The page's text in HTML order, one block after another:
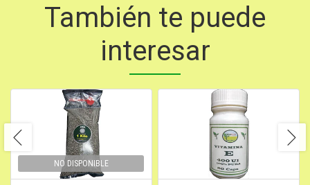
También te puede
interesar
NO DISPONIBLE